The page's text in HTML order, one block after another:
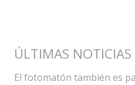
ÚLTIMAS NOTICIAS
El fotomatón también es